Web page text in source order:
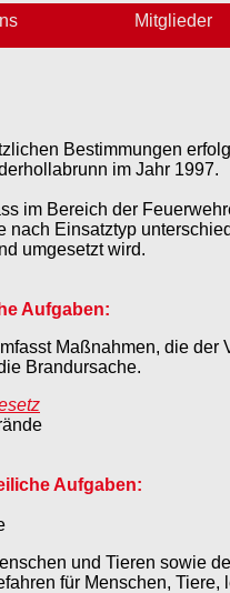
Mitglieder
Bestimmungen
im Jahr 1997.
im Bereich der
nach Einsatztyp
umgesetzt wird.
Aufgaben:
Maßnahmen, die
Brandursache.
Aufgaben:
und Tieren sowie
für Menschen,